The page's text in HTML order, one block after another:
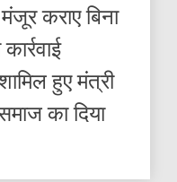
कराए बिना
हुए मंत्री
का दिया